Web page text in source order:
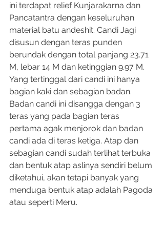
ini terdapat relief Kunjarakarna dan
Pancatantra dengan keseluruhan
material batu andeshit. Candi Jagi
disusun dengan teras punden
berundak dengan total panjang 23.71
M, lebar 14 M dan ketinggian 9.97 M.
Yang tertinggal dari candi ini hanya
bagian kaki dan sebagian badan.
Badan candi ini disangga dengan 3
teras yang pada bagian teras
pertama agak menjorok dan badan
candi ada di teras ketiga. Atap dan
sebagian candi sudah terlihat terbuka
dan bentuk atap aslinya sendiri belum
diketahui, akan tetapi banyak yang
menduga bentuk atap adalah Pagoda
atau seperti Meru.